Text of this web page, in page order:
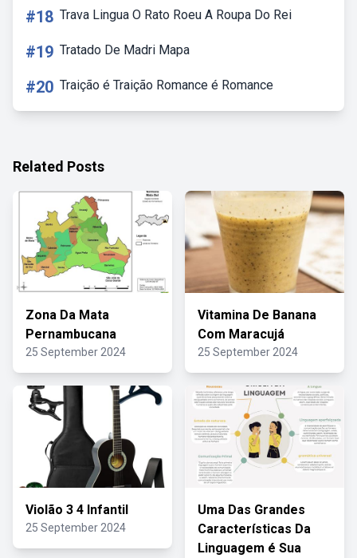
#18 Trava Lingua O Rato Roeu A Roupa Do Rei
#19 Tratado De Madri Mapa
#20 Traição é Traição Romance é Romance
Related Posts
Zona Da Mata
Pernambucana
25 September 2024
Vitamina De Banana
Com Maracujá
25 September 2024
Violão 3 4 Infantil
25 September 2024
Uma Das Grandes
Características Da
Linguagem é Sua